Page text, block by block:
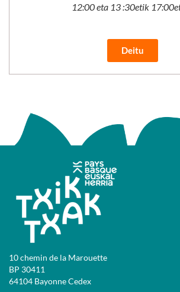
12:00 eta 13 :30etik
Deitu
10 chemin de la Marouette
BP 30411
64104 Bayonne Cedex